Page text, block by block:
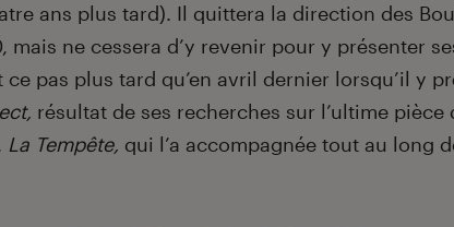
ans plus tard). Il quittera la direction des
mais ne cessera d’y revenir pour y présenter
ce pas plus tard qu’en avril dernier lorsqu’il y
résultat de ses recherches sur l’ultime pièce
La Tempête, qui l’a accompagnée tout au long